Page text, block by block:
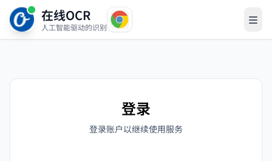
在线OCR
人工智能驱动的识别
登录
登录账户以继续使用服务